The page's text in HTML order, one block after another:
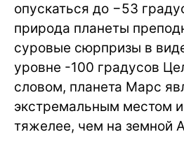
опускаться до −53
природа планеты
суровые сюрпризы в
уровне -100 градусов
словом, планета Марс
экстремальным местом
тяжелее, чем на земной